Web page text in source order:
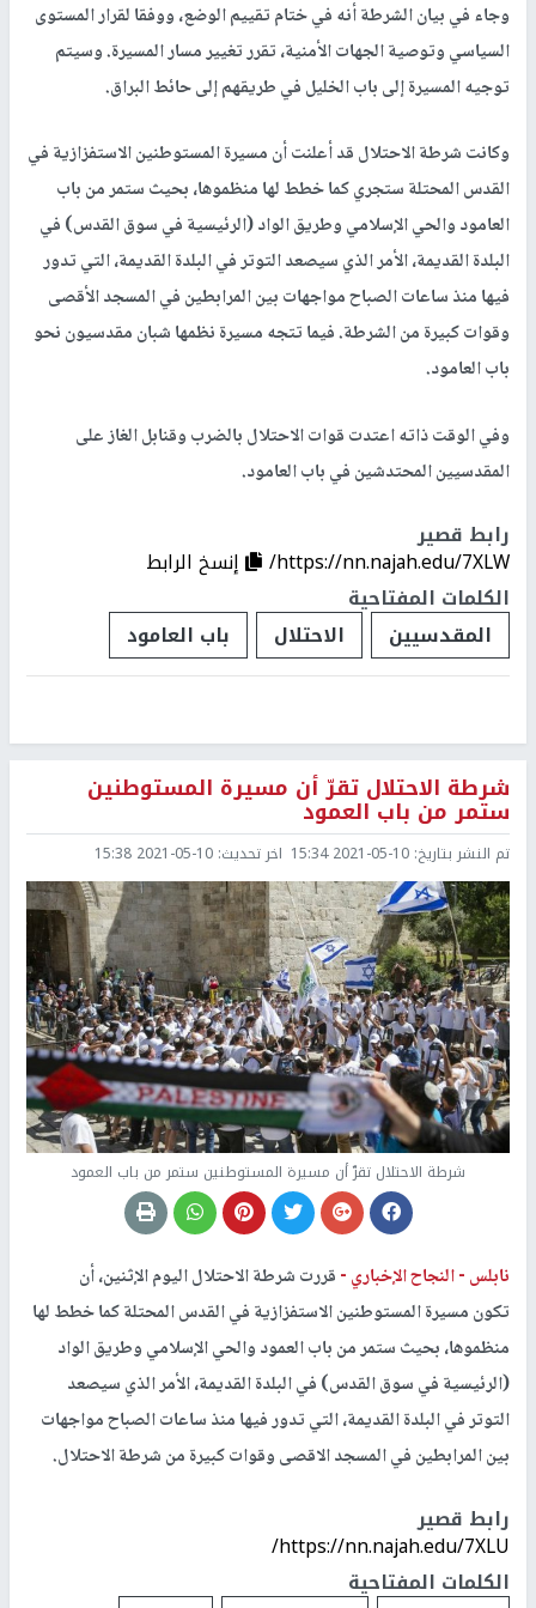
وجاء في بيان الشرطة أنه في ختام تقييم الوضع، ووفقا لقرار المستوى
السياسي وتوصية الجهات الأمنية، تقرر تغيير مسار المسيرة. وسيتم
توجيه المسيرة إلى باب الخليل في طريقهم إلى حائط البراق.
وكانت شرطة الاحتلال قد أعلنت أن مسيرة المستوطنين الاستفزازية في
القدس المحتلة ستجري كما خطط لها منظموها، بحيث ستمر من باب
العامود والحي الإسلامي وطريق الواد (الرئيسية في سوق القدس) في
البلدة القديمة، الأمر الذي سيصعد التوتر في البلدة القديمة، التي تدور
فيها منذ ساعات الصباح مواجهات بين المرابطين في المسجد الأقصى
وقوات كبيرة من الشرطة. فيما تتجه مسيرة نظمها شبان مقدسيون نحو
باب العامود.
وفي الوقت ذاته اعتدت قوات الاحتلال بالضرب وقنابل الغاز على
المقدسيين المحتدشين في باب العامود.
رابط قصير
https://nn.najah.edu/7XLW/
إنسخ الرابط
الكلمات المفتاحية
المقدسيين
الاحتلال باب العامود
شرطة الاحتلال تقرّ أن مسيرة المستوطنين
ستمر من باب العمود
تم النشر بتاريخ: 2021-05-10 15:34 اخر تحديث: 2021-05-10 15:38
شرطة الاحتلال تقرّ أن مسيرة المستوطنين ستمر من باب العمود
نابلس -النجاح الإخباري -قررت شرطة الاحتلال اليوم الإثنين، أن
تكون مسيرة المستوطنين الاستفزازية في القدس المحتلة كما خطط لها
منظموها، بحيث ستمر من باب العمود والحي الإسلامي وطريق الواد
(الرئيسية في سوق القدس) في البلدة القديمة، الأمر الذي سيصعد
التوتر في البلدة القديمة، التي تدور فيها منذ ساعات الصباح مواجهات
بين المرابطين في المسجد الاقصى وقوات كبيرة من شرطة الاحتلال.
رابط قصير
https://nn.najah.edu/7XLU/
الكلمات المفتاحية